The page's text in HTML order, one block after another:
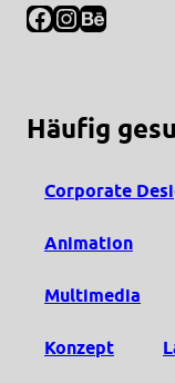
Facebook
Instagram
Behance
Häufig
Corporate
Animation
Multimedia
Konzept